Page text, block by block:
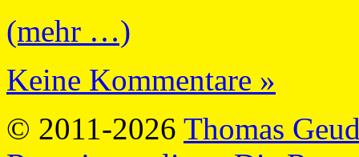
(mehr …)
Keine Kommentare »
© 2011-2026 Thomas